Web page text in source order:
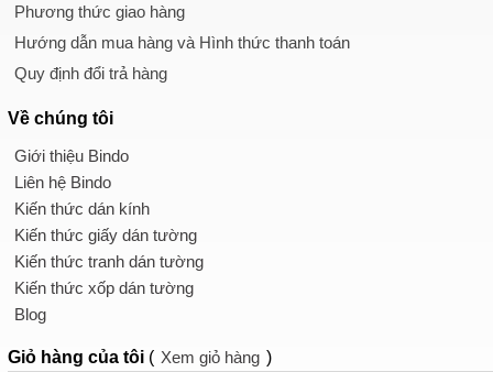
Phương thức giao hàng
Hướng dẫn mua hàng và Hình thức thanh toán
Quy định đổi trả hàng
Về chúng tôi
Giới thiệu Bindo
Liên hệ Bindo
Kiến thức dán kính
Kiến thức giấy dán tường
Kiến thức tranh dán tường
Kiến thức xốp dán tường
Blog
Giỏ hàng của tôi ( Xem giỏ hàng )